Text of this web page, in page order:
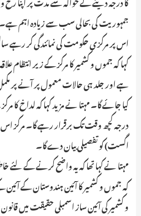
جمہوریت کی بحالی سب سے زیادہ اہم ہے۔
اس پر مرکزی حکومت کی نمائندگی کر رہے
کہا کہ جموں و کشمیر کا مرکز کے زیر انتظام
ہے اور جلد ہی حالات معمول پر آنے پر
کیا جائے گا۔ مہتا نے مزید کہا کہ لداخ کا
اگست) کو تفصیلی بیان دے گا۔
مہتا نے کہا تھا کہ یہ واضح کرنے کے لئے
کہ جموں و کشمیر کا آئین ہندوستان کے
و کشمیر کی آئین ساز اسمبلی حقیقت میں